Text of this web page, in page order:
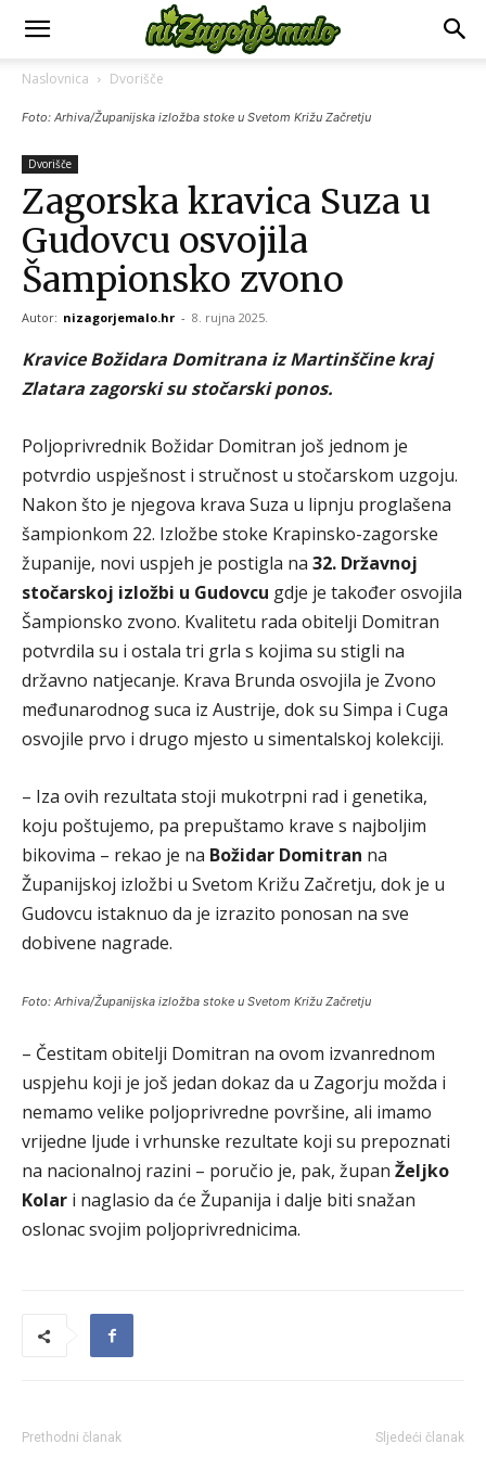
Naslovnica Dvorišče
Foto: Arhiva/Županijska izložba stoke u Svetom Križu Začretju
Dvorišče
Zagorska kravica Suza u
Gudovcu osvojila
Šampionsko zvono
Autor: nizagorjemalo.hr - 8. rujna 2025.
Kravice Božidara Domitrana iz Martinščine kraj
Zlatara zagorski su stočarski ponos.
Poljoprivrednik Božidar Domitran još jednom je
potvrdio uspješnost i stručnost u stočarskom uzgoju.
Nakon što je njegova krava Suza u lipnju proglašena
šampionkom 22. Izložbe stoke Krapinsko-zagorske
županije, novi uspjeh je postigla na 32. Državnoj
stočarskoj izložbi u Gudovcu gdje je također osvojila
Šampionsko zvono. Kvalitetu rada obitelji Domitran
potvrdila su i ostala tri grla s kojima su stigli na
državno natjecanje. Krava Brunda osvojila je Zvono
međunarodnog suca iz Austrije, dok su Simpa i Cuga
osvojile prvo i drugo mjesto u simentalskoj kolekciji.
– Iza ovih rezultata stoji mukotrpni rad i genetika,
koju poštujemo, pa prepuštamo krave s najboljim
bikovima – rekao je na Božidar Domitran na
Županijskoj izložbi u Svetom Križu Začretju, dok je u
Gudovcu istaknuo da je izrazito ponosan na sve
dobivene nagrade.
Foto: Arhiva/Županijska izložba stoke u Svetom Križu Začretju
– Čestitam obitelji Domitran na ovom izvanrednom
uspjehu koji je još jedan dokaz da u Zagorju možda i
nemamo velike poljoprivredne površine, ali imamo
vrijedne ljude i vrhunske rezultate koji su prepoznati
na nacionalnoj razini – poručio je, pak, župan Željko
Kolar i naglasio da će Županija i dalje biti snažan
oslonac svojim poljoprivrednicima.
Prethodni članak Sljedeći članak